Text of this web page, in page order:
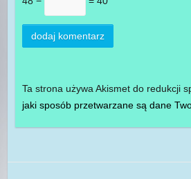
Ta strona używa Akismet do redukcji
jaki sposób przetwarzane są dane